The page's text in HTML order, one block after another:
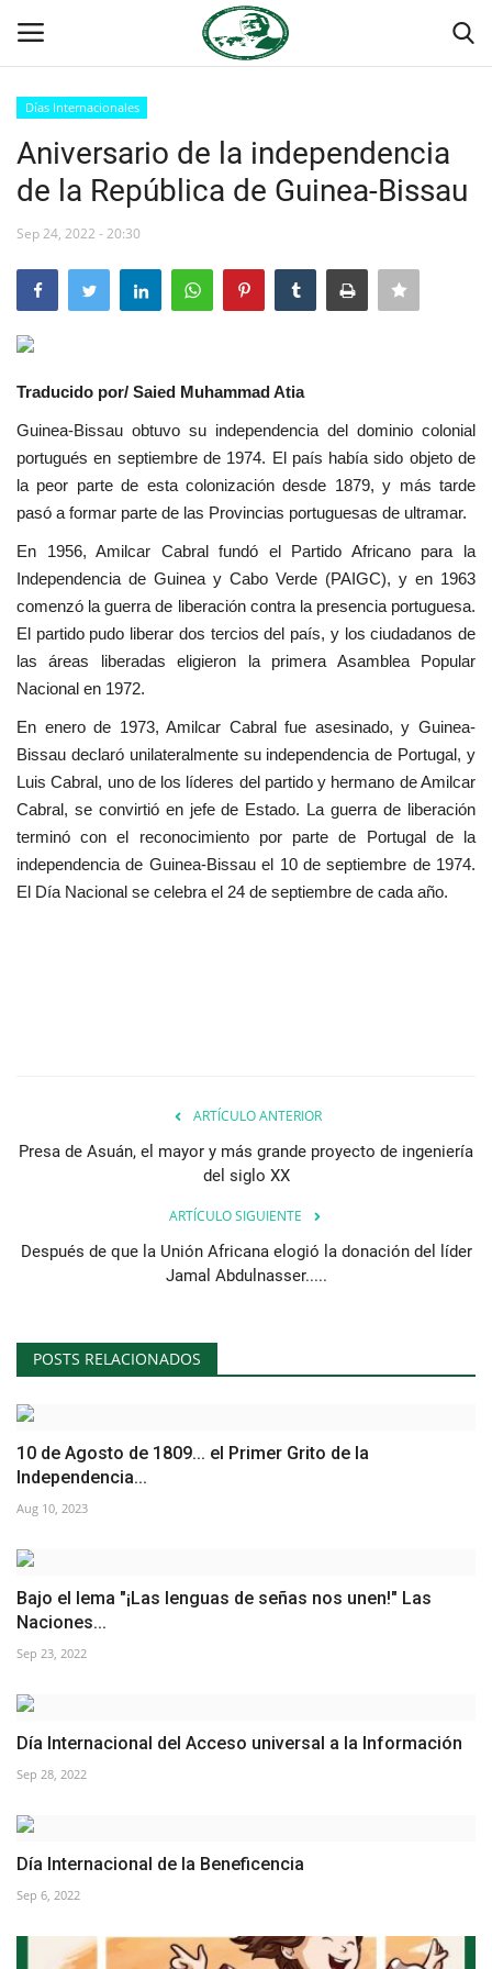
Inicio
Foro Internacional Nasser
Nuestro Equipo
Herencia de Jamal Abdel-Nasser
Nasser Fellowship para Leadership
Internacional
Noticias
Nuestras Referencias
Ciudadano Global
Líderes
Documentos
español
Días Internacionales
Aniversario de la independencia
de la República de Guinea-Bissau
Sep 24, 2022 - 20:30
Traducido por/ Saied Muhammad Atia
Guinea-Bissau obtuvo su independencia del dominio colonial
portugués en septiembre de 1974. El país había sido objeto de
la peor parte de esta colonización desde 1879, y más tarde
pasó a formar parte de las Provincias portuguesas de ultramar.
En 1956, Amilcar Cabral fundó el Partido Africano para la
Independencia de Guinea y Cabo Verde (PAIGC), y en 1963
comenzó la guerra de liberación contra la presencia portuguesa.
El partido pudo liberar dos tercios del país, y los ciudadanos de
las áreas liberadas eligieron la primera Asamblea Popular
Nacional en 1972.
En enero de 1973, Amilcar Cabral fue asesinado, y Guinea-
Bissau declaró unilateralmente su independencia de Portugal, y
Luis Cabral, uno de los líderes del partido y hermano de Amilcar
Cabral, se convirtió en jefe de Estado. La guerra de liberación
terminó con el reconocimiento por parte de Portugal de la
independencia de Guinea-Bissau el 10 de septiembre de 1974.
El Día Nacional se celebra el 24 de septiembre de cada año.
ARTÍCULO ANTERIOR
Presa de Asuán, el mayor y más grande proyecto de ingeniería
del siglo XX
ARTÍCULO SIGUIENTE
Después de que la Unión Africana elogió la donación del líder
Jamal Abdulnasser.....
POSTS RELACIONADOS
10 de Agosto de 1809... el Primer Grito de la
Independencia...
Aug 10, 2023
Bajo el lema "¡Las lenguas de señas nos unen!" Las
Naciones...
Sep 23, 2022
Día Internacional del Acceso universal a la Información
Sep 28, 2022
Día Internacional de la Beneficencia
Sep 6, 2022